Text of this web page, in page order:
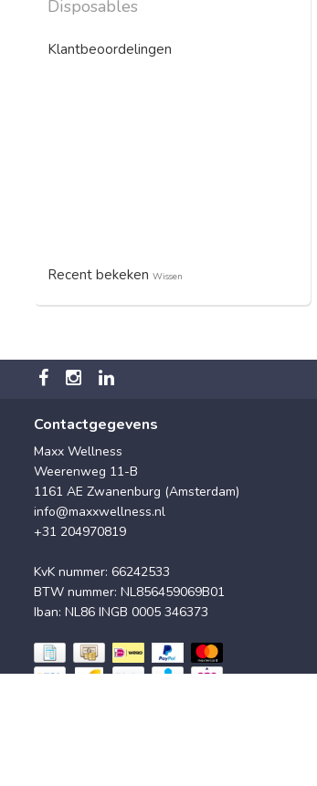
Disposables
Klantbeoordelingen
Recent bekeken Wissen
Contactgegevens
Maxx Wellness
Weerenweg 11-B
1161 AE Zwanenburg (Amsterdam)
info@maxxwellness.nl
+31 204970819
KvK nummer: 66242533
BTW nummer: NL856459069B01
Iban: NL86 INGB 0005 346373